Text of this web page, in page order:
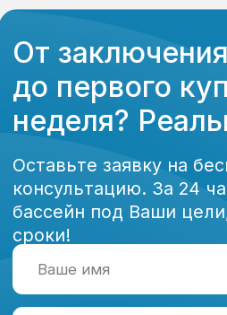
бассейнов любого типа и размеров